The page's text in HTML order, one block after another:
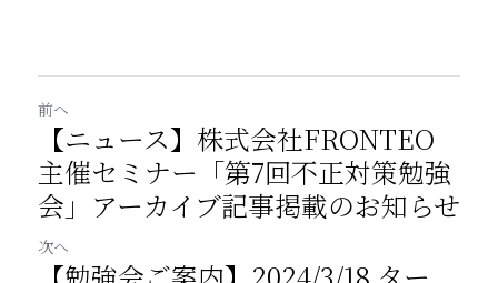
前へ
【ニュース】株式会社FRONTEO
主催セミナー「第7回不正対策勉強
会」アーカイブ記事掲載のお知らせ
次へ